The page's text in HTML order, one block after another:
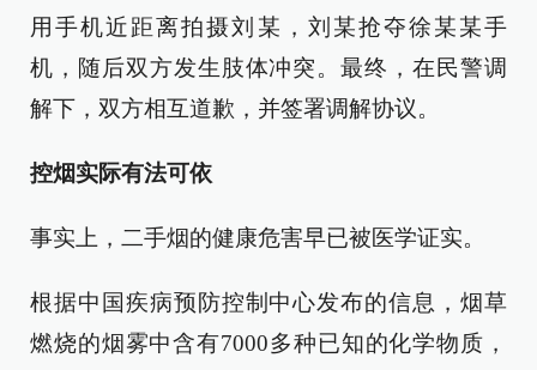
用手机近距离拍摄刘某，刘某抢夺徐某某手
机，随后双方发生肢体冲突。最终，在民警调
解下，双方相互道歉，并签署调解协议。
控烟实际有法可依
事实上，二手烟的健康危害早已被医学证实。
根据中国疾病预防控制中心发布的信息，烟草
燃烧的烟雾中含有7000多种已知的化学物质，